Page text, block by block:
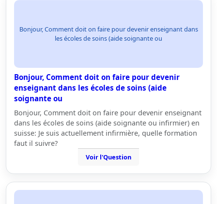
Bonjour, Comment doit on faire pour devenir enseignant dans
les écoles de soins (aide soignante ou
Bonjour, Comment doit on faire pour devenir
enseignant dans les écoles de soins (aide
soignante ou
Bonjour, Comment doit on faire pour devenir enseignant
dans les écoles de soins (aide soignante ou infirmier) en
suisse: Je suis actuellement infirmière, quelle formation
faut il suivre?
Voir l'Question